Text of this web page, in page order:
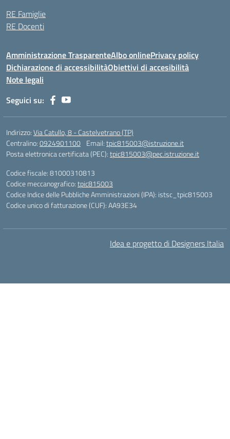
RE Famiglie
RE Docenti
Amministrazione TrasparenteAlbo onlinePrivacy policy
Dichiarazione di accessibilitàObiettivi di accesibilità
Note legali
Seguici su:
Indirizzo:Via Catullo, 8 - Castelvetrano (TP)
Centralino:0924901100 Email:tpic815003@istruzione.it
Posta elettronica certificata (PEC):tpic815003@pec.istruzione.it
Codice fiscale: 81000310813
Codice meccanografico:tpic815003
Codice Indice delle Pubbliche Amministrazioni (IPA): istsc_tpic815003
Codice unico di fatturazione (CUF): AA93E34
Idea e progetto di Designers Italia